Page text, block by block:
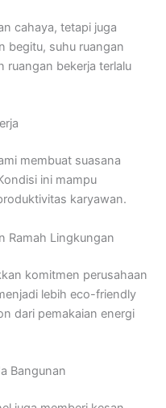
cahaya, tetapi juga
begitu, suhu ruangan
ruangan bekerja terlalu
membuat suasana
ini mampu
karyawan.
Ramah Lingkungan
komitmen perusahaan
lebih eco-friendly
dari pemakaian energi
Bangunan